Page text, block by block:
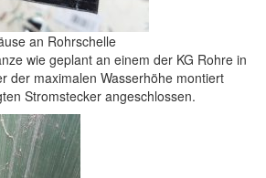
an Rohrschelle
wie geplant an einem der KG Rohre in
der maximalen Wasserhöhe montiert
Stromstecker angeschlossen.